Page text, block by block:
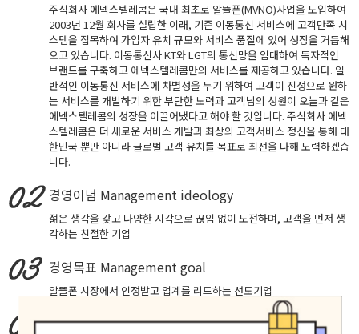
주식회사 에넥스텔레콤은 국내 최초로 알뜰폰(MVNO)사업을 도입하여
2003년 12월 회사를 설립한 이래, 기존 이동통신 서비스에 고객만족 시
스템을 접목하여 가입자 유치 규모와 서비스 품질에 있어 성장을 거듭해
오고 있습니다. 이동통신사 KT와 LGT의 통신망을 임대하여 독자적인
브랜드를 구축하고 에넥스텔레콤만의 서비스를 제공하고 있습니다. 일
반적인 이동통신 서비스에 차별성을 두기 위하여 고객이 진정으로 원하
는 서비스를 개발하기 위한 부단한 노력과 고객님의 성원이 오늘과 같은
에넥스텔레콤의 성장을 이끌어냈다고 해야 할 것입니다. 주식회사 에넥
스텔레콤은 더 새로운 서비스 개발과 최상의 고객서비스 정신을 통해 대
한민국 뿐만 아니라 글로벌 고객 유치를 목표로 최선을 다해 노력하겠습
니다.
경영이념 Management ideology
젊은 생각을 갖고 다양한 시각으로 끊임 없이 도전하며, 고객을 먼저 생
각하는 친절한 기업
경영목표 Management goal
알뜰폰 시장에서 인정받고 업계를 리드하는 선도기업
핵심가치Core Values